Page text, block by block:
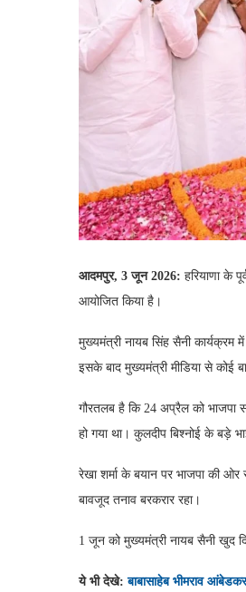
आदमपुर, 3 जून 2026: हरियाणा के
आयोजित किया है।
मुख्यमंत्री नायब सिंह सैनी कार्यक्रम
इसके बाद मुख्यमंत्री मीडिया से कोई
गौरतलब है कि 24 अप्रैल को भाजपा
हो गया था। कुलदीप बिश्नोई के बड़े
रेखा शर्मा के बयान पर भाजपा की
बावजूद तनाव बरकरार रहा।
1 जून को मुख्यमंत्री नायब सैनी खुद
ये भी देखे:बाबासाहेब भीमराव